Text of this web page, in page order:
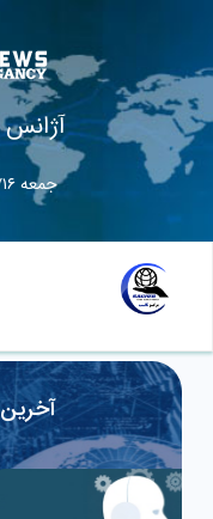
آژانس
جمعه ۱۴۰۵/۵/۱۶ ساعت 12:30:13